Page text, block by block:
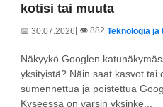
kotisi tai muuta
📅 30.07.2026| 👁️ 882 Teknologia ja
Näkyykö Googlen
yksityistä? Näin saat kasvot tai
sumennettua ja poistettua
Kyseessä on varsin yksinke...